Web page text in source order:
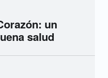
un
salud